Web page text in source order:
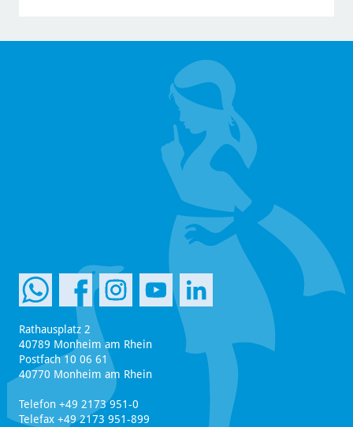
Rathausplatz 2
40789 Monheim am Rhein
Postfach 10 06 61
40770 Monheim am Rhein
Telefon +49 2173 951-0
Telefax +49 2173 951-899